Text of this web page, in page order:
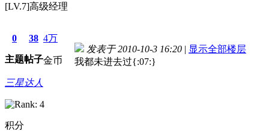
[LV.7]高级经理
0
主题
38
帖子
4万
金币
三星达人
积分
发表于 2010-10-3 16:20 | 显示全部楼层
我都未进去过{:07:}